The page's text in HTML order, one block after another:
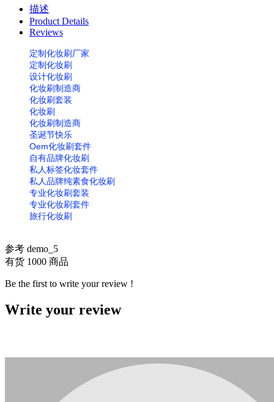
描述
Product Details
Reviews
定制化妆刷厂家
定制化妆刷
设计化妆刷
化妆刷制造商
化妆刷套装
化妆刷
化妆刷制造商
圣诞节快乐
Oem化妆刷套件
自有品牌化妆刷
私人标签化妆套件
私人品牌纯素食化妆刷
专业化妆刷套装
专业化妆刷套件
旅行化妆刷
参考 demo_5
有货 1000 商品
Be the first to write your review !
Write your review